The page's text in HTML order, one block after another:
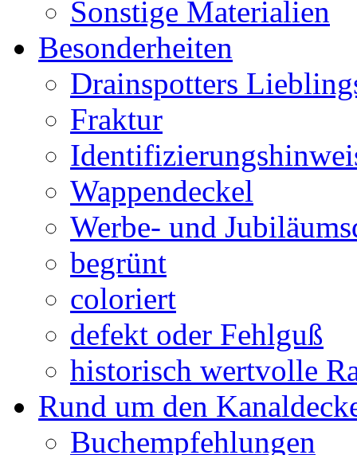
Sonstige Materialien
Besonderheiten
Drainspotters
Fraktur
Wappendeckel
Werbe- und
begrünt
coloriert
defekt oder Fehlguß
historisch wertvolle
Rund um den
Buchempfehlungen